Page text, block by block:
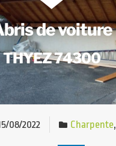
de voiture
THYEZ 74300
08/2022 Charpente,